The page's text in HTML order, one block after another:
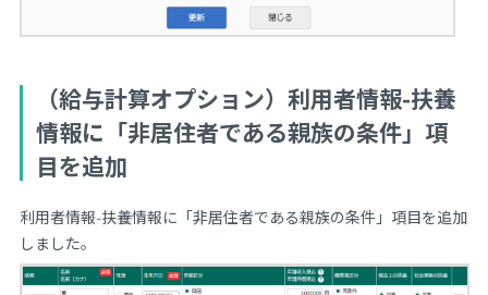
（給与計算オプション）利用者情報-扶養
情報に「非居住者である親族の条件」項
目を追加
利用者情報-扶養情報に「非居住者である親族の条件」項目を追加
しました。